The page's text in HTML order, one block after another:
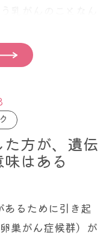
です。
んは早期ではな
ですので症状が出
たなら進行がんの
す。自分で正しく
期発見されている
らも、そして３０
っとも罹患率の高
なんてわかった
ていかなければな
」
おきたいことなの
きのメリットの話
方が、遺伝
はある
るために引き起
巣がん症候群）が